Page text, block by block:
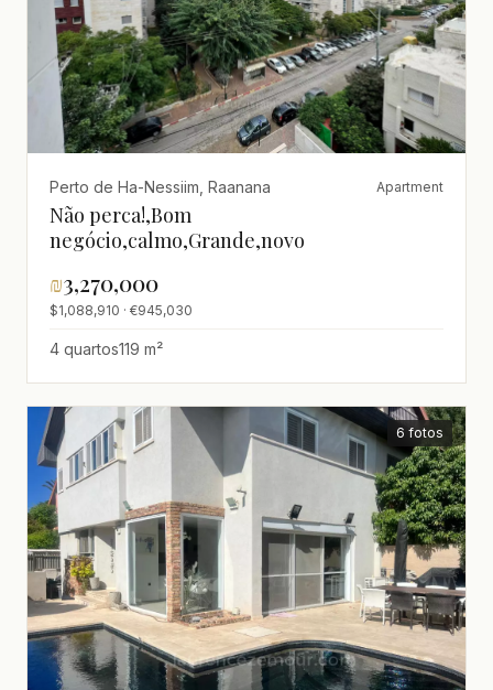
Perto de Ha-Nessiim, Raanana Apartment
Não perca!,Bom
negócio,calmo,Grande,novo
₪3,270,000
$1,088,910 · €945,030
4 quartos119 m²
6 fotos